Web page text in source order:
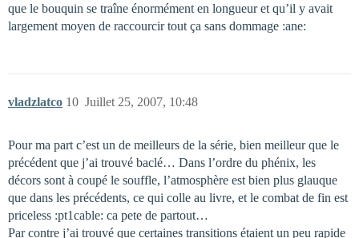
que le bouquin se traîne énormément en longueur et qu’il y avait
largement moyen de raccourcir tout ça sans dommage :ane:
vladzlatco Juillet 25, 2007, 10:48
10
Pour ma part c’est un de meilleurs de la série, bien meilleur que le
précédent que j’ai trouvé baclé… Dans l’ordre du phénix, les
décors sont à coupé le souffle, l’atmosphère est bien plus glauque
que dans les précédents, ce qui colle au livre, et le combat de fin est
priceless :pt1cable: ca pete de partout…
Par contre j’ai trouvé que certaines transitions étaient un peu rapide